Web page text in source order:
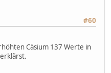
#60
Cäsium 137 Werte in